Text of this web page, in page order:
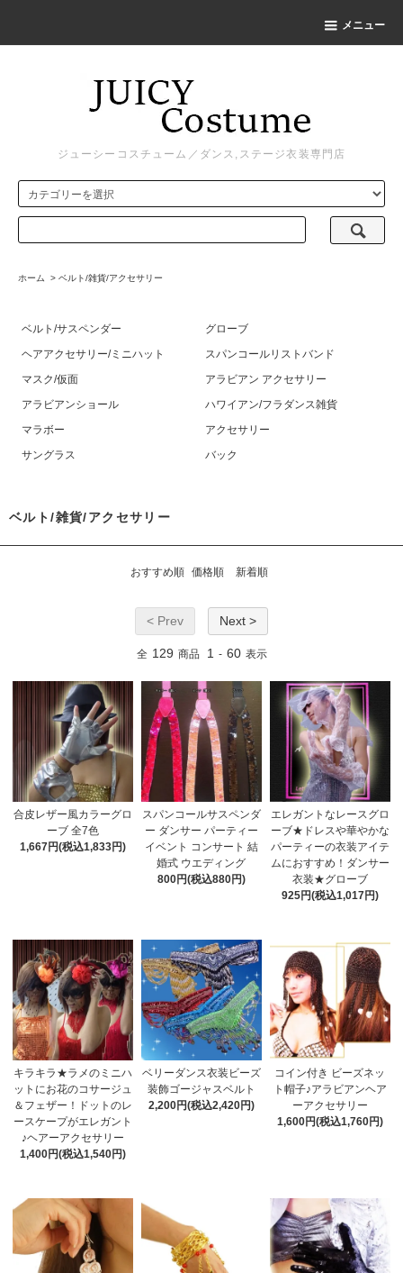
メニュー
ジューシーコスチューム／ダンス,ステージ衣装専門店
ホーム > ベルト/雑貨/アクセサリー
ベルト/サスペンダー
グローブ
ヘアアクセサリー/ミニハット
スパンコールリストバンド
マスク/仮面
アラビアン アクセサリー
アラビアンショール
ハワイアン/フラダンス雑貨
マラボー
アクセサリー
サングラス
バック
ベルト/雑貨/アクセサリー
おすすめ順 価格順 新着順
< Prev Next >
全 129 商品 1 - 60 表示
合皮レザー風カラーグロ
ーブ 全7色
1,667円(税込1,833円)
スパンコールサスペンダ
ー ダンサー パーティー
イベント コンサート 結
婚式 ウエディング
800円(税込880円)
エレガントなレースグロ
ーブ★ドレスや華やかな
パーティーの衣装アイテ
ムにおすすめ！ダンサー
衣装★グローブ
925円(税込1,017円)
キラキラ★ラメのミニハ
ットにお花のコサージュ
＆フェザー！ドットのレ
ースケープがエレガント
♪ヘアーアクセサリー
1,400円(税込1,540円)
ベリーダンス衣装ビーズ
装飾ゴージャスベルト
2,200円(税込2,420円)
コイン付き ビーズネッ
ト帽子♪アラビアンヘア
ーアクセサリー
1,600円(税込1,760円)